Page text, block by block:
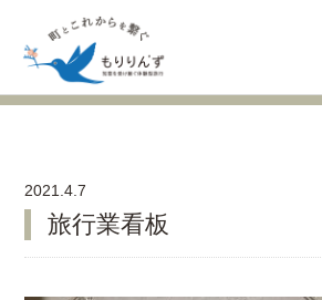
2021.4.7
旅行業看板